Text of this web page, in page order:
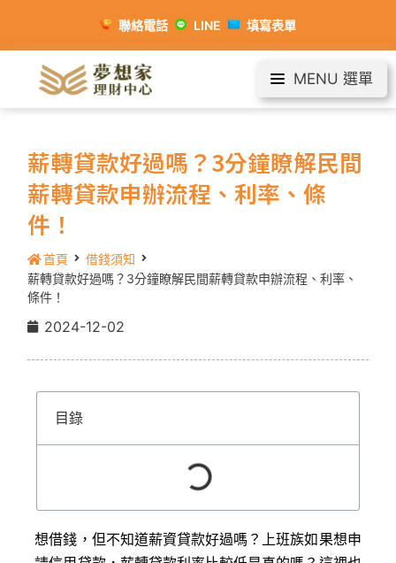
聯絡電話 LINE 填寫表單
MENU 選單
薪轉貸款好過嗎？3分鐘瞭解民間
薪轉貸款申辦流程、利率、條
件！
首頁
借錢須知
薪轉貸款好過嗎？3分鐘瞭解民間薪轉貸款申辦流程、利率、
條件！
2024-12-02
目錄
想借錢，但不知道薪資貸款好過嗎？上班族如果想申